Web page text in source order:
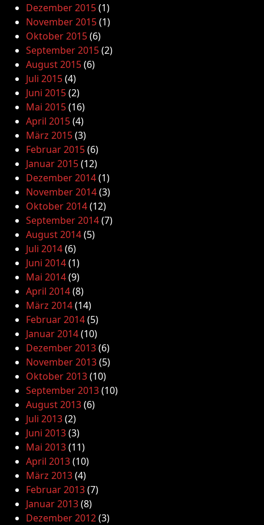
Dezember 2015(1)
November 2015(1)
Oktober 2015(6)
September 2015(2)
August 2015(6)
Juli 2015(4)
Juni 2015(2)
Mai 2015(16)
April 2015(4)
März 2015(3)
Februar 2015(6)
Januar 2015(12)
Dezember 2014(1)
November 2014(3)
Oktober 2014(12)
September 2014(7)
August 2014(5)
Juli 2014(6)
Juni 2014(1)
Mai 2014(9)
April 2014(8)
März 2014(14)
Februar 2014(5)
Januar 2014(10)
Dezember 2013(6)
November 2013(5)
Oktober 2013(10)
September 2013(10)
August 2013(6)
Juli 2013(2)
Juni 2013(3)
Mai 2013(11)
April 2013(10)
März 2013(4)
Februar 2013(7)
Januar 2013(8)
Dezember 2012(3)